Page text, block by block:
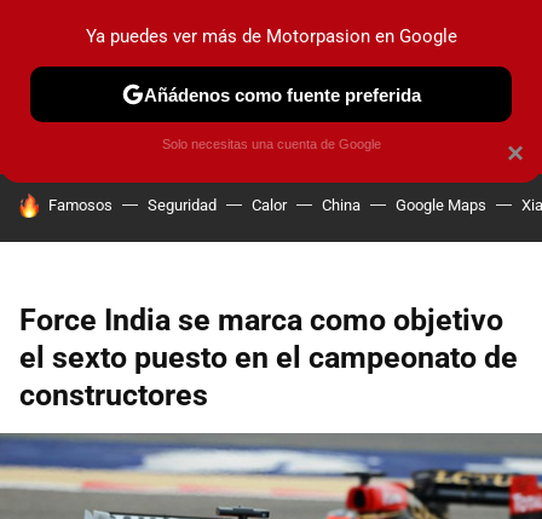
PRUEBAS COCHES ELÉCTRICOS OBSERVATORIO
HOY SE HABLA DE
Famosos Seguridad Calor China Google Maps
Force India se marca como objetivo
el sexto puesto en el campeonato de
constructores
×
Ya puedes ver más de Motorpasion en Google
Añádenos como fuente preferida
Solo necesitas una cuenta de Google